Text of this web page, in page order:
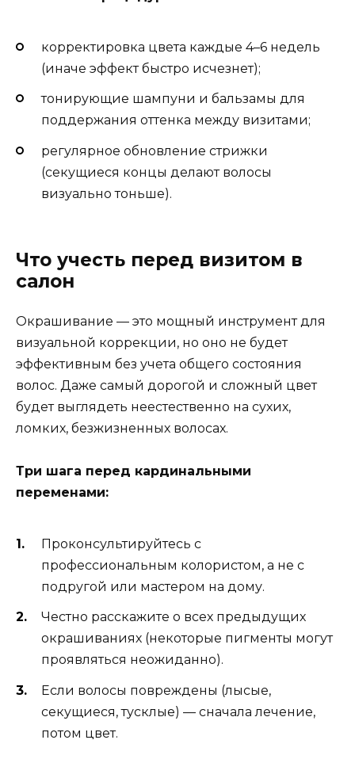
корректировка цвета каждые 4–6 недель
(иначе эффект быстро исчезнет);
тонирующие шампуни и бальзамы для
поддержания оттенка между визитами;
регулярное обновление стрижки
(секущиеся концы делают волосы
визуально тоньше).
Что учесть перед визитом в
салон
Окрашивание — это мощный инструмент для
визуальной коррекции, но оно не будет
эффективным без учета общего состояния
волос. Даже самый дорогой и сложный цвет
будет выглядеть неестественно на сухих,
ломких, безжизненных волосах.
Три шага перед кардинальными
переменами:
Проконсультируйтесь с
профессиональным колористом, а не с
подругой или мастером на дому.
Честно расскажите о всех предыдущих
окрашиваниях (некоторые пигменты могут
проявляться неожиданно).
Если волосы повреждены (лысые,
секущиеся, тусклые) — сначала лечение,
потом цвет.